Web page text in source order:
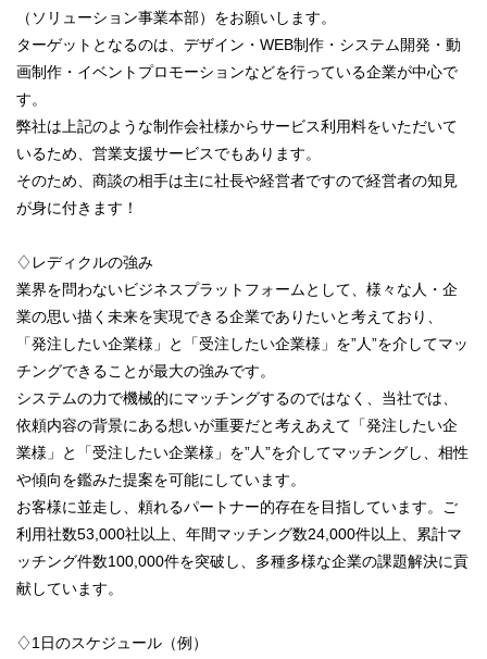
（ソリューション事業本部）をお願いします。
ターゲットとなるのは、デザイン・WEB制作・システム開発・動
画制作・イベントプロモーションなどを行っている企業が中心で
す。
弊社は上記のような制作会社様からサービス利用料をいただいて
いるため、営業支援サービスでもあります。
そのため、商談の相手は主に社長や経営者ですので経営者の知見
が身に付きます！
♢レディクルの強み
業界を問わないビジネスプラットフォームとして、様々な人・企
業の思い描く未来を実現できる企業でありたいと考えており、
「発注したい企業様」と「受注したい企業様」を”人”を介してマッ
チングできることが最大の強みです。
システムの力で機械的にマッチングするのではなく、当社では、
依頼内容の背景にある想いが重要だと考えあえて「発注したい企
業様」と「受注したい企業様」を”人”を介してマッチングし、相性
や傾向を鑑みた提案を可能にしています。
お客様に並走し、頼れるパートナー的存在を目指しています。ご
利用社数53,000社以上、年間マッチング数24,000件以上、累計マ
ッチング件数100,000件を突破し、多種多様な企業の課題解決に貢
献しています。
♢1日のスケジュール（例）